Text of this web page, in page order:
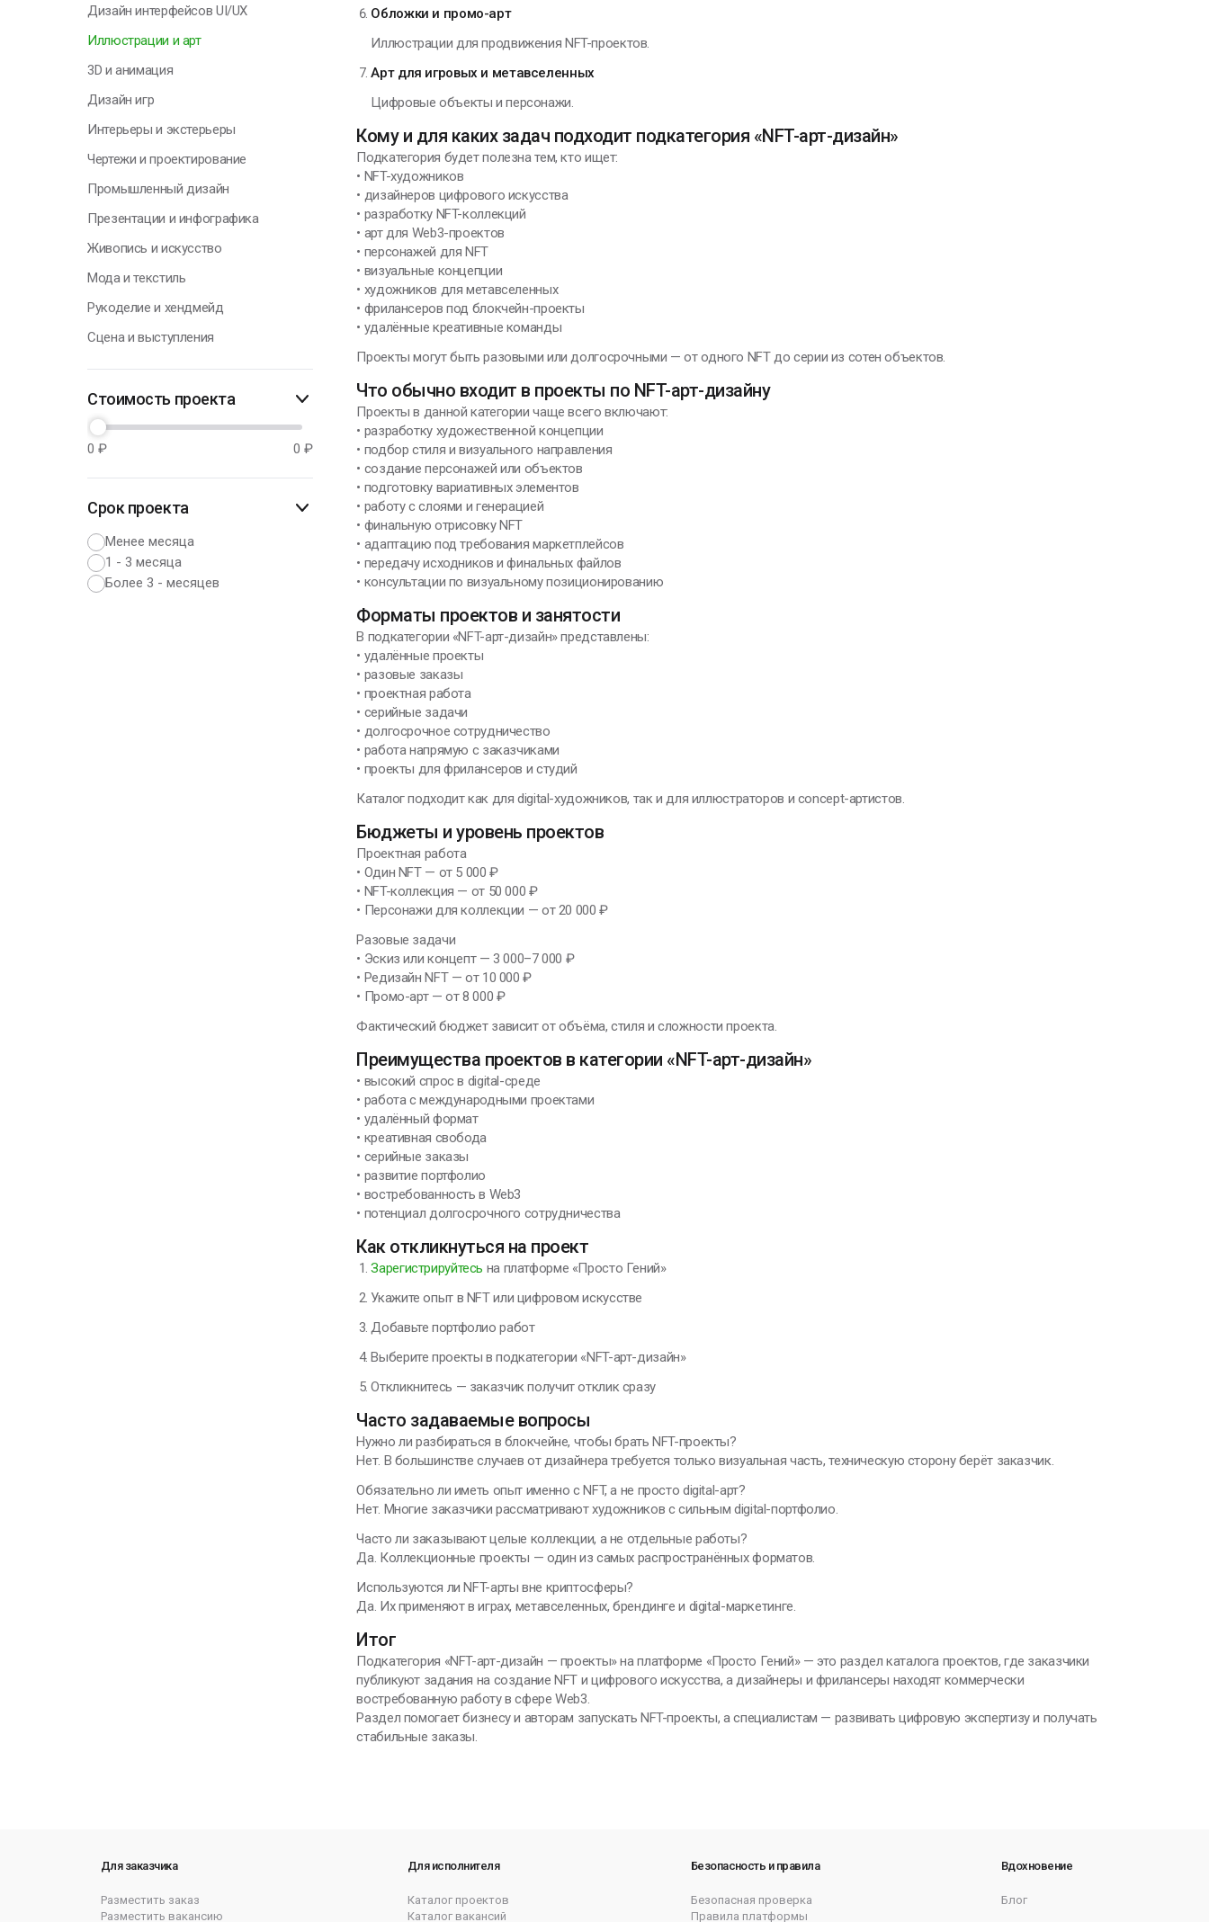
Дизайн интерфейсов UI/UX
Иллюстрации и арт
3D и анимация
Дизайн игр
Интерьеры и экстерьеры
Чертежи и проектирование
Промышленный дизайн
Презентации и инфографика
Живопись и искусство
Мода и текстиль
Рукоделие и хендмейд
Сцена и выступления
Стоимость проекта
0 ₽ 0 ₽
Срок проекта
Менее месяца
1 - 3 месяца
Более 3 - месяцев
Я в воображении
начинаю строить
прибор, меняю
конструкцию,
совершенствую ее и
включаю
Никола Тесла
Обложки и промо-арт
Иллюстрации для продвижения NFT-проектов.
Арт для игровых и метавселенных
Цифровые объекты и персонажи.
Кому и для каких задач подходит подкатегория «NFT-арт-дизайн»
Подкатегория будет полезна тем, кто ищет:
• NFT-художников
• дизайнеров цифрового искусства
• разработку NFT-коллекций
• арт для Web3-проектов
• персонажей для NFT
• визуальные концепции
• художников для метавселенных
• фрилансеров под блокчейн-проекты
• удалённые креативные команды
Проекты могут быть разовыми или долгосрочными — от одного NFT до серии из сотен объектов.
Что обычно входит в проекты по NFT-арт-дизайну
Проекты в данной категории чаще всего включают:
• разработку художественной концепции
• подбор стиля и визуального направления
• создание персонажей или объектов
• подготовку вариативных элементов
• работу с слоями и генерацией
• финальную отрисовку NFT
• адаптацию под требования маркетплейсов
• передачу исходников и финальных файлов
• консультации по визуальному позиционированию
Форматы проектов и занятости
В подкатегории «NFT-арт-дизайн» представлены:
• удалённые проекты
• разовые заказы
• проектная работа
• серийные задачи
• долгосрочное сотрудничество
• работа напрямую с заказчиками
• проекты для фрилансеров и студий
Каталог подходит как для digital-художников, так и для иллюстраторов и concept-артистов.
Бюджеты и уровень проектов
Проектная работа
• Один NFT — от 5 000 ₽
• NFT-коллекция — от 50 000 ₽
• Персонажи для коллекции — от 20 000 ₽
Разовые задачи
• Эскиз или концепт — 3 000–7 000 ₽
• Редизайн NFT — от 10 000 ₽
• Промо-арт — от 8 000 ₽
Фактический бюджет зависит от объёма, стиля и сложности проекта.
Преимущества проектов в категории «NFT-арт-дизайн»
• высокий спрос в digital-среде
• работа с международными проектами
• удалённый формат
• креативная свобода
• серийные заказы
• развитие портфолио
• востребованность в Web3
• потенциал долгосрочного сотрудничества
Как откликнуться на проект
Зарегистрируйтесь на платформе «Просто Гений»
Укажите опыт в NFT или цифровом искусстве
Добавьте портфолио работ
Выберите проекты в подкатегории «NFT-арт-дизайн»
Откликнитесь — заказчик получит отклик сразу
Часто задаваемые вопросы
Нужно ли разбираться в блокчейне, чтобы брать NFT-проекты?
Нет. В большинстве случаев от дизайнера требуется только визуальная часть, техническую сторону берёт заказчик.
Обязательно ли иметь опыт именно с NFT, а не просто digital-арт?
Нет. Многие заказчики рассматривают художников с сильным digital-портфолио.
Часто ли заказывают целые коллекции, а не отдельные работы?
Да. Коллекционные проекты — один из самых распространённых форматов.
Используются ли NFT-арты вне криптосферы?
Да. Их применяют в играх, метавселенных, брендинге и digital-маркетинге.
Итог
Подкатегория «NFT-арт-дизайн — проекты» на платформе «Просто Гений» — это раздел каталога проектов, где заказчики
публикуют задания на создание NFT и цифрового искусства, а дизайнеры и фрилансеры находят коммерчески
востребованную работу в сфере Web3.
Раздел помогает бизнесу и авторам запускать NFT-проекты, а специалистам — развивать цифровую экспертизу и получать
стабильные заказы.
Для заказчика
Разместить заказ
Разместить вакансию
Для исполнителя
Каталог проектов
Каталог вакансий
Безопасность и правила
Безопасная проверка
Правила платформы
Вдохновение
Блог